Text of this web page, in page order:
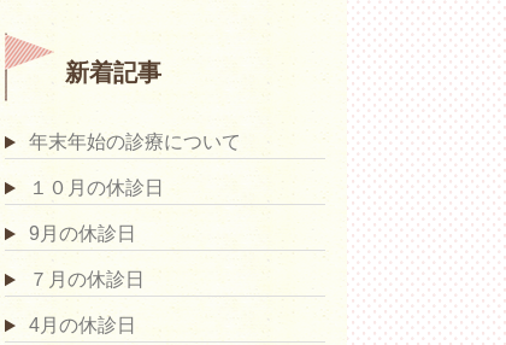
新着記事
年末年始の診療について
１０月の休診日
9月の休診日
７月の休診日
4月の休診日